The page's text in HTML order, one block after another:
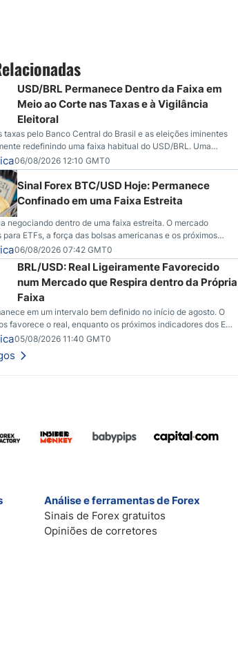
USD/BRL Permanece Dentro da Faixa em
Meio ao Corte nas Taxas e à Vigilância
Eleitoral
taxas pelo Banco Central do Brasil e as eleições iminentes
redefinindo uma faixa habitual do USD/BRL. Uma
pelo Banco Central do Brasil e as eleições iminentes estão
uma faixa habitual do USD/BRL. É isso que os
agora.
06/08/2026 12:10 GMT0
Sinal Forex BTC/USD Hoje: Permanece
Confinado em uma Faixa Estreita
negociando dentro de uma faixa estreita. O mercado
ETFs, a força das bolsas americanas e os próximos
em busca de novos catalisadores.
06/08/2026 07:42 GMT0
BRL/USD: Real Ligeiramente Favorecido
num Mercado que Respira dentro da Própria
Faixa
em um intervalo bem definido no início de agosto. O
favorece o real, enquanto os próximos indicadores dos EUA
o comportamento do dólar e o ritmo do mercado.
05/08/2026 11:40 GMT0
Análise e ferramentas de Forex
Sinais de Forex gratuitos
Opiniões de corretores